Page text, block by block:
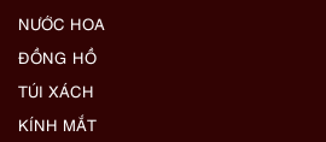
NƯỚC HOA
ĐỒNG HỒ
TÚI XÁCH
KÍNH MẮT